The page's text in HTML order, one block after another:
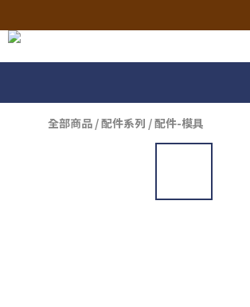
全部商品 /配件系列 /配件-模具